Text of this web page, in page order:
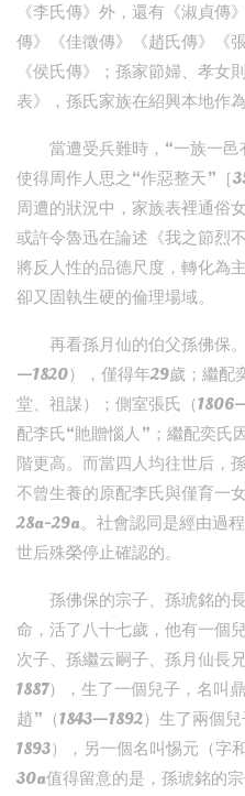
《李氏傳》外，還有《淑貞傳
傳》《佳徵傳》《趙氏傳》《
《侯氏傳》；孫家節婦、孝女
表》，孫氏家族在紹興本地作
當遭受兵難時，“一族一
使得周作人思之“作惡整天”［
周遭的狀況中，家族表裡通俗
或許令魯迅在論述《我之節烈
將反人性的品德尺度，轉化為
卻又固執生硬的倫理場域。
再看孫月仙的伯父孫佛保
—1820），僅得年29歲；繼配
堂、祖謀）；側室張氏（
配李氏“貤贈惱人”；繼配奕氏
階更高。而當四人均往世后，
不曾生養的原配李氏與僅育一
28a-29a。社會認同是經由過
世后殊榮停止確認的。
孫佛保的宗子、孫琥銘的
命，活了八十七歲，他有一個
次子、孫繼云嗣子、孫月仙長
1887），生了一個兒子，名叫
趙”（1843—1892）生了兩個
1893），另一個名叫惕元（
30a值得留意的是，孫琥銘的